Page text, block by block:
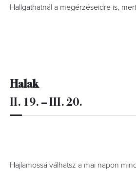
Hallgathatnál a megérzéseidre is,
Halak
II. 19. – III. 20.
Hajlamossá válhatsz a mai napon